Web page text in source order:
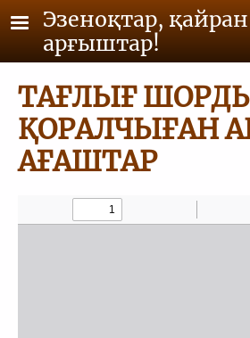
Skip to main content
Эзеноқтар, қайран
арғыштар!
ТАҒЛЫҒ
ҚОРАЛЧЫҒАН
АҒАШТАР